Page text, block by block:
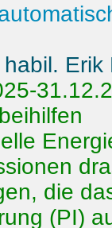
Erik
die
(PI)